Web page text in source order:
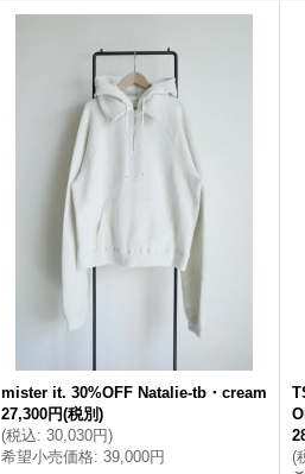
mister it. 30%OFF Natalie-tb・cream
27,300円(税別)
(税込: 30,030円)
希望小売価格: 39,000円
(